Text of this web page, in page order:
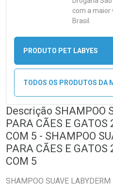
com a maior
Brasil.
PRODUTO PET LABYES
TODOS OS PRODUTOS DA
Descrição SHAMPOO
PARA CÃES E
COM 5 - SHAMPOO
PARA CÃES E
COM 5
SHAMPOO SUAVE